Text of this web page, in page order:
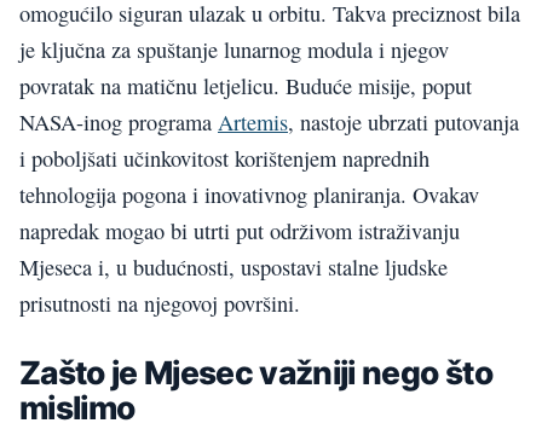
omogućilo siguran ulazak u orbitu. Takva preciznost bila
je ključna za spuštanje lunarnog modula i njegov
povratak na matičnu letjelicu. Buduće misije, poput
NASA-inog programa Artemis, nastoje ubrzati putovanja
i poboljšati učinkovitost korištenjem naprednih
tehnologija pogona i inovativnog planiranja. Ovakav
napredak mogao bi utrti put održivom istraživanju
Mjeseca i, u budućnosti, uspostavi stalne ljudske
prisutnosti na njegovoj površini.
Zašto je Mjesec važniji nego što
mislimo